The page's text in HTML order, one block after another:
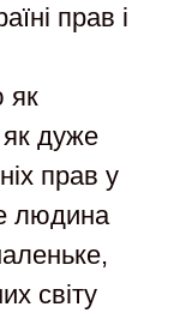
прав і
як
як дуже
прав у
людина
світу